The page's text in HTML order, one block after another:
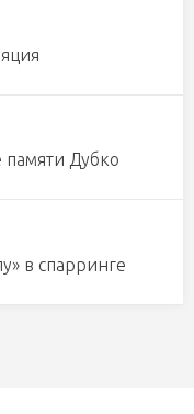
Дубко
в спарринге